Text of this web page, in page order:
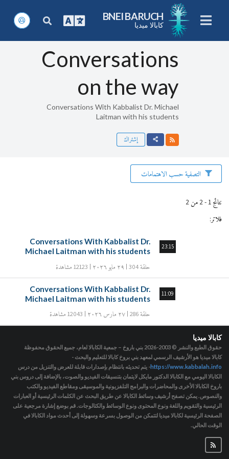
BNEI BARUCH
كابالا ميديا
Conversations
on the way
Conversations With Kabbalist Dr. Michael
Laitman with his students
إشتراك
التصفية حسب الاهتمامات
نتائج 1 - 2 من 2
فلاتر :
23:15
Conversations With Kabbalist Dr.
Michael Laitman with his students
حلقة 304 ٢٩ مايو ٢٠٢٦ 12123 مشاهدة
11:09
Conversations With Kabbalist Dr.
Michael Laitman with his students
حلقة 286 ٢٧ مارس ٢٠٢٦ 12043 مشاهدة
كابالا ميديا
حقوق الطبع والنشر © 2003-2026
بني باروخ – جمعية الكابالا لعام، جميع الحقوق محفوظة
كابالا ميديا هو الأرشيف الرسمي لمعهد بني بروخ كابالا للتعليم والبحث -
https://www.kabbalah.info- يتم تحديثه بانتظام بإصدارات قابلة للعرض والتنزيل من درس
الكابالا اليومي مع الكابالا الدكتور مايكل لايتمان بتنسيقات الفيديو والصوت، بالإضافة إلى دروس بني
باروخ الكابالا الأخرى والمحاضرات والبرامج التلفزيونية والموسيقى ومقاطع الفيديو والكتب
والنصوص. يمكن تصفح أرشيف وسائط الكابالا عن طريق البحث عن الكلمات الرئيسية أو العبارات
الرئيسية والتقويم واللغة ونوع المحتوى ونوع الوسائط والكتالوجات. قم بوضع إشارة مرجعية على
الصفحة الرئيسية لكابالا ميديا لتتمكن من الوصول بسرعة وسهولة إلى أحدث مواد الكابالا في
الوقت الحالي.